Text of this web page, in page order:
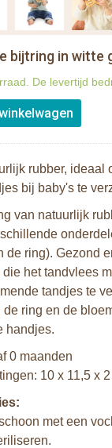
bijtring in witte
De levertijd
rubber, ideaal
bij baby's te
van natuurlijk
de ring). Gezond
het tandvlees
tandjes te
ring en de
handjes.
0 maanden
10 x 11,5 x
met een